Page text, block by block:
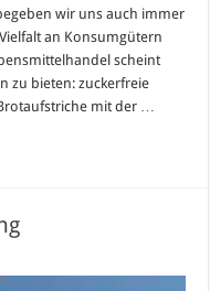
wir uns auch immer
an Konsumgütern
scheint
zu bieten: zuckerfreie
mit der …